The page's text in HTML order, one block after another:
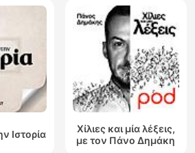
Ιστορία
Χίλιες και μία λέξεις,
με τον Πάνο Δημάκη